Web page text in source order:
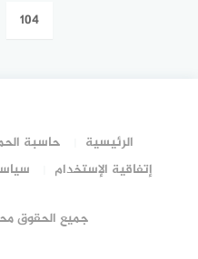
104
الرئيسية حاسبة
إتفاقية الإستخدام
جميع الحقوق